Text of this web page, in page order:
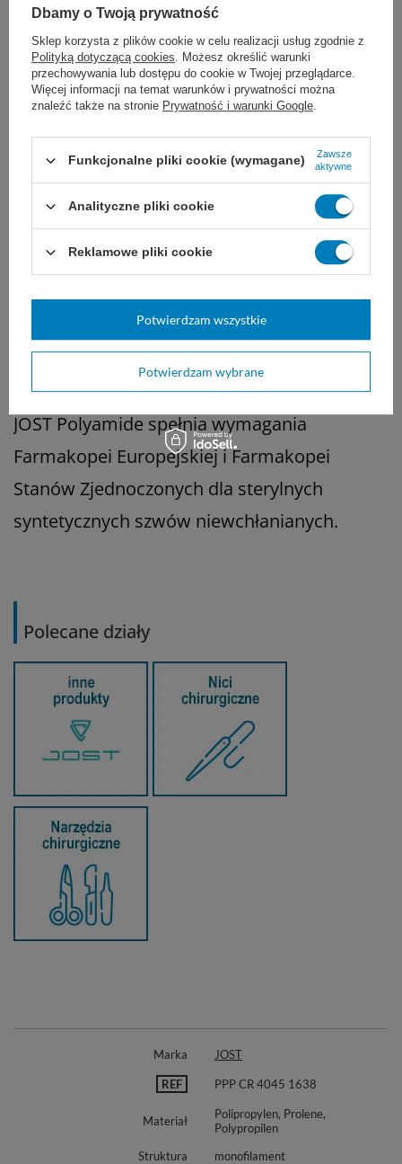
chirurgia okulistyczna
Dobór nici JOST zależy od ogólnego stanu
pacjenta, wielkości uszkodzonej tkanki i rany,
a także od wybranej techniki i doświadczenia
chirurga. Nie są znane żadne
przeciwwskazania do stosowania szwów
JOST Polypropilen.
Przechowywać w maksymalnej temperaturze
25°C, z dala od bezpośredniego światła
słonecznego, ciepła i wilgoci.
JOST Polyamide spełnia wymagania
Farmakopei Europejskiej i Farmakopei
Stanów Zjednoczonych dla sterylnych
syntetycznych szwów niewchłanianych.
Polecane działy
Marka JOST
REF PPP CR 4045 1638
Materiał
Polipropylen, Prolene,
Polypropilen
Struktura
monofilament
Dbamy o Twoją prywatność
Sklep korzysta z plików cookie w celu realizacji usług zgodnie z
Polityką dotyczącą cookies. Możesz określić warunki
przechowywania lub dostępu do cookie w Twojej przeglądarce.
Więcej informacji na temat warunków i prywatności można
znaleźć także na stronie Prywatność i warunki Google.
Funkcjonalne pliki cookie (wymagane)
Zawsze
aktywne
Analityczne pliki cookie
Reklamowe pliki cookie
Potwierdzam wybrane
Potwierdzam wszystkie